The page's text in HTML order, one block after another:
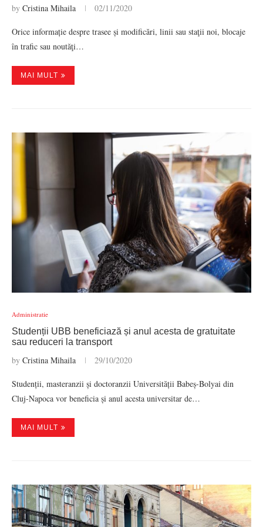
by Cristina Mihaila 02/11/2020
Orice informație despre trasee și modificări, linii sau staţii noi, blocaje
în trafic sau noutăţi…
MAI MULT
Administratie
Studenții UBB beneficiază și anul acesta de gratuitate
sau reduceri la transport
by Cristina Mihaila 29/10/2020
Studenții, masteranzii și doctoranzii Universității Babeș-Bolyai din
Cluj-Napoca vor beneficia și anul acesta universitar de…
MAI MULT